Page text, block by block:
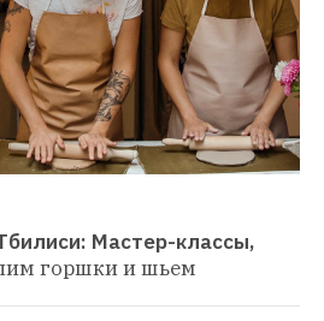
Мастер-классы,
горшки и шьем